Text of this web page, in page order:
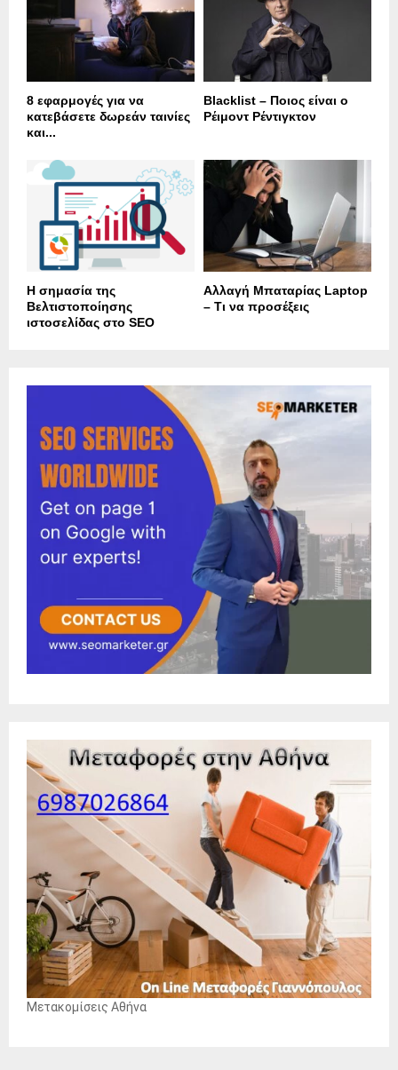
8 εφαρμογές για να
κατεβάσετε δωρεάν ταινίες
και...
Blacklist – Ποιος είναι ο
Ρέιμοντ Ρέντιγκτον
Η σημασία της
Βελτιστοποίησης
ιστοσελίδας στο SEO
Αλλαγή Μπαταρίας Laptop
– Τι να προσέξεις
Μετακομίσεις Αθήνα